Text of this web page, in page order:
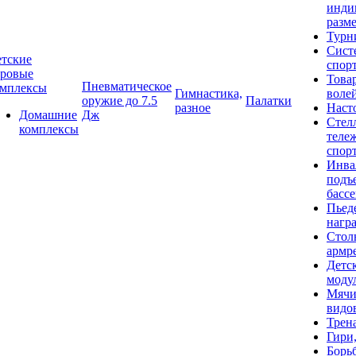
Домашние
комплексы
Пневматическое
оружие до 7.5
Дж
Гимнастика,
разное
Палатки